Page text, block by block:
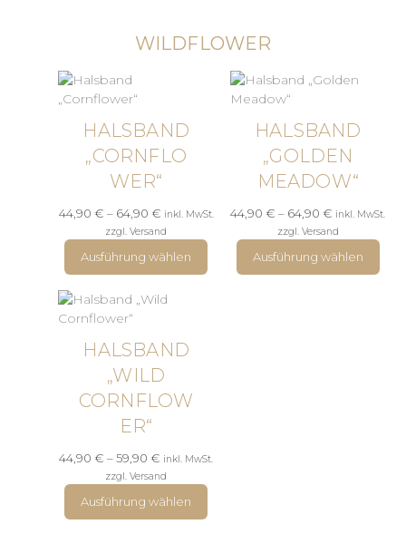
WILDFLOWER
HALSBAND
„CORNFLO
WER“
44,90 € – 64,90 €Preisspanne:
44,90 €
64,90 €
inkl. MwSt.
zzgl. Versand
Ausführung wählen
HALSBAND
„GOLDEN
MEADOW“
44,90 € – 64,90 € Preisspanne:
44,90 €
64,90 €
inkl. MwSt.
zzgl. Versand
Ausführung wählen
HALSBAND
„WILD
CORNFLOW
ER“
44,90 € –59,90 € Preisspanne:
44,90 €
59,90 €
inkl. MwSt.
zzgl. Versand
Ausführung wählen